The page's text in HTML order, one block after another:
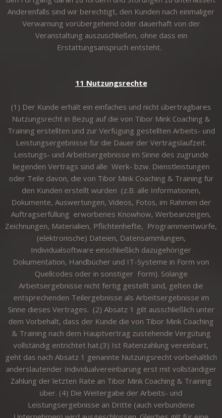
Anderenfalls sind wir berechtigt, den Kunden nach einmaliger
Verwarnung vorübergehend oder dauerhaft von der
Veranstaltung auszuschließen, ohne dass ein
Erstattungsanspruch entsteht.
11 Nutzungsrechte
(1) Der Kunde erhält ein einfaches und nicht übertragbares
Nutzungsrecht in Bezug auf die von Tibor Mink Coaching &
Training erstellten und zur Verfügung gestellten Arbeits- und
Leistungsergebnisse für die Dauer der Vertragslaufzeit.
Leistungs- und Arbeitsergebnisse im Sinne des zugrunde
liegenden Vertrags sind alle Werk- bzw. Dienstleistungen
oder Teile davon, die von Tibor Mink Coaching & Training für
den Kunden erstellt wurden (z.B. alle Informationen,
Dokumente, Auswertungen, Videos, Fotos, im Rahmen der
Auftragserfüllung erworbenes Knowhow, Werbeanzeigen,
Zeichnungen, Materialien, Pflichtenhefte, Programmentwürfe,
(elektronische) Dateien, Datensammlungen,
Individualsoftware einschließlich dazugehöriger
Dokumentation, Handbücher und IT-Systeme in Form von
Quellcodes oder in sonstiger Form). Solange
Arbeitsergebnisse nicht fertig gestellt sind, gelten die
entsprechenden Teilergebnisse als Arbeitsergebnisse im
Sinne dieses Vertrages. (2) Absatz 1 gilt ausschließlich unter
dem Vorbehalt, dass der Kunde die von Tibor Mink Coaching
& Training nach dem Hauptvertrag zustehende Vergütung
vollständig entrichtet hat.(3) Ist Ratenzahlung vereinbart,
geht das nach Absatz 1 genannte Nutzungsrecht vorbehaltlich
anderslautender Individualvereinbarung erst mit vollständiger
Zahlung der letzten Rate an Tibor Mink Coaching & Training
über. (4) Die Weitergabe der Arbeits- und
Leistungsergebnisse an Dritte (auch verbundene